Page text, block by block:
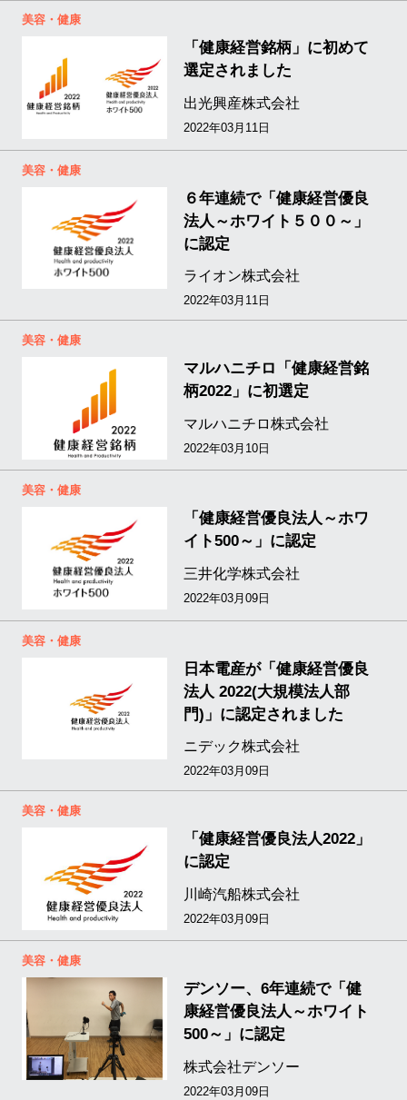
美容・健康
「健康経営銘柄」に初めて
選定されました
出光興産株式会社
2022年03月11日
美容・健康
６年連続で「健康経営優良
法人～ホワイト５００～」
に認定
ライオン株式会社
2022年03月11日
美容・健康
マルハニチロ「健康経営銘
柄2022」に初選定
マルハニチロ株式会社
2022年03月10日
美容・健康
「健康経営優良法人～ホワ
イト500～」に認定
三井化学株式会社
2022年03月09日
美容・健康
日本電産が「健康経営優良
法人 2022(大規模法人部
門)」に認定されました
ニデック株式会社
2022年03月09日
美容・健康
「健康経営優良法人2022」
に認定
川崎汽船株式会社
2022年03月09日
美容・健康
デンソー、6年連続で「健
康経営優良法人～ホワイト
500～」に認定
株式会社デンソー
2022年03月09日